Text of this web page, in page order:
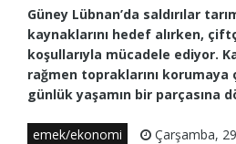
Güney Lübnan’da saldırılar
kaynaklarını hedef alırken,
koşullarıyla mücadele ediyor.
rağmen topraklarını korumaya
günlük yaşamın bir parçasına
emek/ekonomi Çarşamba,